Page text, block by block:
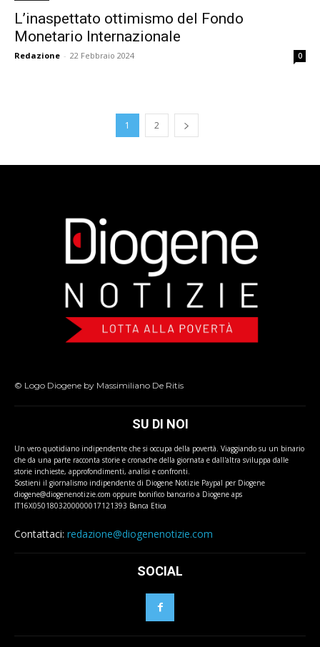
L’inaspettato ottimismo del Fondo
Monetario Internazionale
Redazione - 22 Febbraio 2024 0
1 2
© Logo Diogene by Massimiliano De Ritis
SU DI NOI
Un vero quotidiano indipendente che si occupa della povertà. Viaggiando su un binario
che da una parte racconta storie e cronache della giornata e dall'altra sviluppa dalle
storie inchieste, approfondimenti, analisi e confronti.
Sostieni il giornalismo indipendente di Diogene Notizie Paypal per Diogene
diogene@diogenenotizie.com oppure bonifico bancario a Diogene aps
IT16X0501803200000017121393 Banca Etica
Contattaci: redazione@diogenenotizie.com
SOCIAL